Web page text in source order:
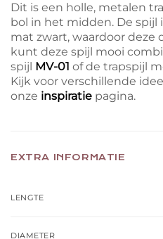
Dit is een holle, metalen
bol in het midden. De spijl
mat zwart, waardoor deze
kunt deze spijl mooi
spijl MV-01 of de trapspijl
Kijk voor verschillende
onze inspiratie pagina.
EXTRA INFORMATIE
LENGTE
DIAMETER